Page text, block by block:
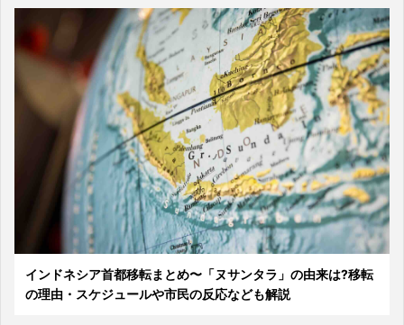
インドネシア首都移転まとめ〜「ヌサンタラ」の由来は?移転
の理由・スケジュールや市民の反応なども解説